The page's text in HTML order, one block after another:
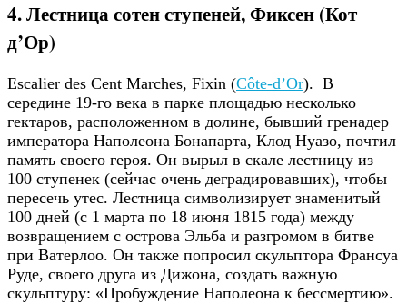
4. Лестница сотен ступеней, Фиксен (Кот
д’Ор)
Escalier des Cent Marches, Fixin (Côte-d’Or). В
середине 19-го века в парке площадью несколько
гектаров, расположенном в долине, бывший гренадер
императора Наполеона Бонапарта, Клод Нуазо, почтил
память своего героя. Он вырыл в скале лестницу из
100 ступенек (сейчас очень деградировавших), чтобы
пересечь утес. Лестница символизирует знаменитый
100 дней (с 1 марта по 18 июня 1815 года) между
возвращением с острова Эльба и разгромом в битве
при Ватерлоо. Он также попросил скульптора Франсуа
Руде, своего друга из Дижона, создать важную
скульптуру: «Пробуждение Наполеона к бессмертию».